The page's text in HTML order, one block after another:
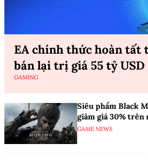
EA chính thức hoàn tất
bán lại trị giá 55 tỷ USD
GAMING
Siêu phẩm Black
giảm giá 30% trên
GAME NEWS